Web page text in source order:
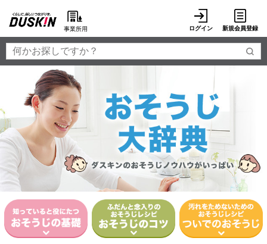
事業所用 ログイン 新規会員登録